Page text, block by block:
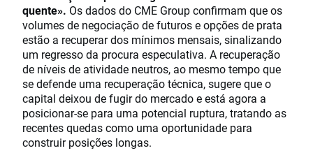
quente». Os dados do CME Group confirmam que os
volumes de negociação de futuros e opções de prata
estão a recuperar dos mínimos mensais, sinalizando
um regresso da procura especulativa. A recuperação
de níveis de atividade neutros, ao mesmo tempo que
se defende uma recuperação técnica, sugere que o
capital deixou de fugir do mercado e está agora a
posicionar-se para uma potencial ruptura, tratando as
recentes quedas como uma oportunidade para
construir posições longas.